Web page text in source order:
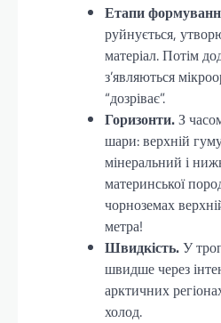
Етапи
руйнується,
матеріал. Потім
з’являються
“дозріває”.
Горизонти.З
шари: верхній
мінеральний і
материнської
чорноземах
метра!
Швидкість.У
швидше через
арктичних
холод.